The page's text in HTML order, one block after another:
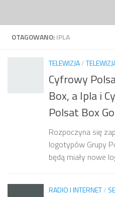
OTAGOWANO:IPLA
TELEWIZJA/
Cyfrowy
Box, a Ipla i
Polsat Box Go
Rozpoczyna się
logotypów Grupy
będą miały nowe
RADIO I INTERNET/